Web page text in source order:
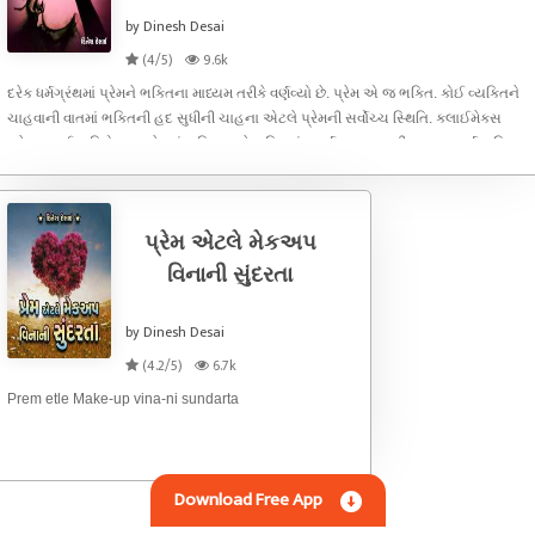
by Dinesh Desai
(4/5)
9.6k
દરેક ધર્મગ્રંથમાં પ્રેમને ભક્તિના માધ્યમ તરીકે વર્ણવ્યો છે. પ્રેમ એ જ ભક્તિ. કોઈ વ્યક્તિને
ચાહવાની વાતમાં ભક્તિની હદ સુધીની ચાહના એટલે પ્રેમની સર્વોચ્ચ સ્થિતિ. ક્લાઈમેક્સ
ઓફ લવ ઈઝ ડિવોશન. પ્રેમમાં ભક્તિ અને ભક્તિમાં સમર્પણ પણ આવી જાય. સમર્પણ વિના
પ્રેમ એટલે મેકઅપ
વિનાની સુંદરતા
by Dinesh Desai
(4.2/5)
6.7k
Prem etle Make-up vina-ni sundarta
Download Free App